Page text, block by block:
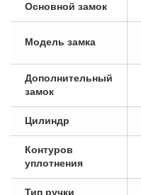
Основной замок
Модель замка
Дополнительный
замок
Цилиндр
Контуров
уплотнения
Тип ручки